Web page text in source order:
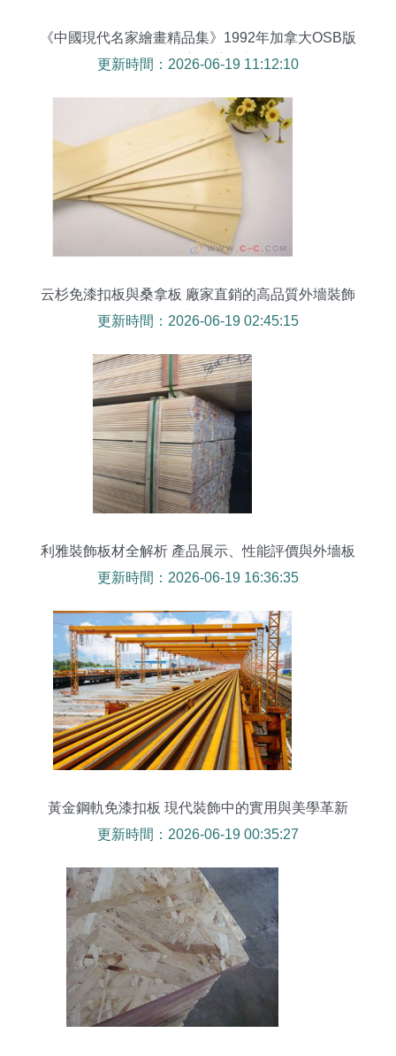
《中國現代名家繪畫精品集》1992年加拿大OSB版
一段被遺忘的藝術之旅
更新時間：2026-06-19 11:12:10
云杉免漆扣板與桑拿板 廠家直銷的高品質外墻裝飾
之選
更新時間：2026-06-19 02:45:15
利雅裝飾板材全解析 產品展示、性能評價與外墻板
選購指南
更新時間：2026-06-19 16:36:35
黃金鋼軌免漆扣板 現代裝飾中的實用與美學革新
更新時間：2026-06-19 00:35:27